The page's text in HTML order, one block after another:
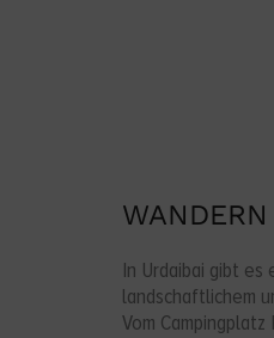
WANDERN
In Urdaibai gibt
landschaftlichem
Vom